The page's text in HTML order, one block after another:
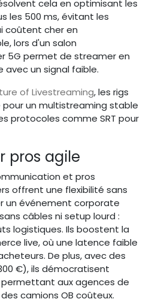
cela en optimisant les
les 500 ms, évitant les
coûtent cher en
lors d'un salon
5G permet de streamer en
avec un signal faible.
of Livestreaming, les rigs
un multistreaming stable
protocoles comme SRT pour
pros agile
et pros
offrent une flexibilité sans
un événement corporate
câbles ni setup lourd :
logistiques. Ils boostent la
live, où une latence faible
De plus, avec des
€), ils démocratisent
aux agences de
camions OB coûteux.